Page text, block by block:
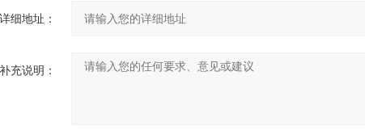
详细地址：
补充说明：